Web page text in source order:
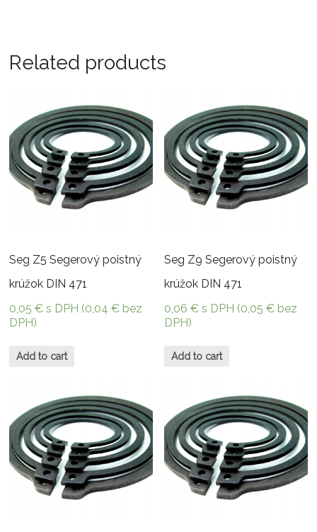
Related products
Seg Z5 Segerový poistný
krúžok DIN 471
0,05€ s DPH (0,04€ bez
DPH)
Add to cart
Seg Z9 Segerový poistný
krúžok DIN 471
0,06€ s DPH (0,05€ bez
DPH)
Add to cart